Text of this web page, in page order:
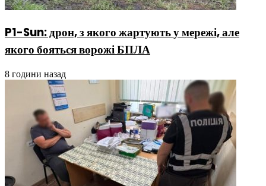
P1-Sun: дрон, з якого жартують у мережі, але
якого бояться ворожі БПЛА
8 години назад